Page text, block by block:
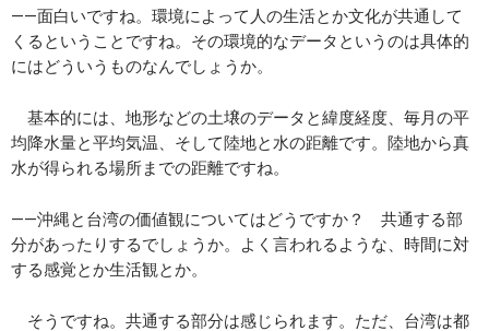
――面白いですね。環境によって人の生活とか文化が共通して
くるということですね。その環境的なデータというのは具体的
にはどういうものなんでしょうか。
基本的には、地形などの土壌のデータと緯度経度、毎月の平
均降水量と平均気温、そして陸地と水の距離です。陸地から真
水が得られる場所までの距離ですね。
――沖縄と台湾の価値観についてはどうですか？ 共通する部
分があったりするでしょうか。よく言われるような、時間に対
する感覚とか生活観とか。
そうですね。共通する部分は感じられます。ただ、台湾は都